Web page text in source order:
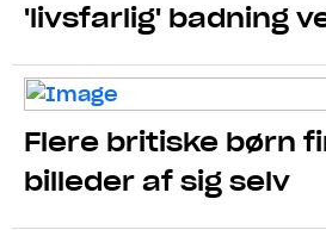
'livsfarlig' badning
Flere britiske børn
billeder af sig selv